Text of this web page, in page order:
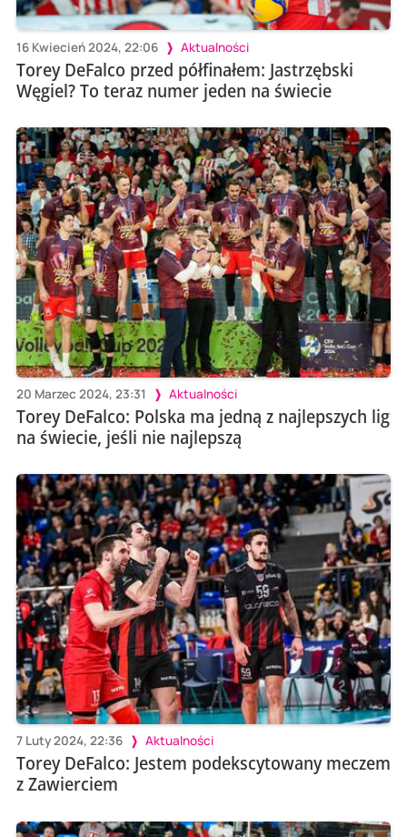
16 Kwiecień 2024, 22:06 Aktualności
Torey DeFalco przed półfinałem: Jastrzębski
Węgiel? To teraz numer jeden na świecie
20 Marzec 2024, 23:31 Aktualności
Torey DeFalco: Polska ma jedną z najlepszych lig
na świecie, jeśli nie najlepszą
7 Luty 2024, 22:36 Aktualności
Torey DeFalco: Jestem podekscytowany meczem
z Zawierciem